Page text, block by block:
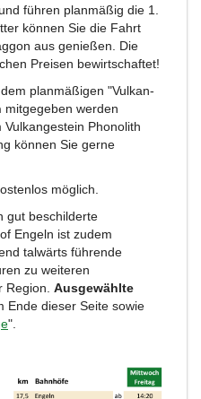
führen planmäßig die 1.
können Sie die Fahrt
aus genießen. Die
Preisen bewirtschaftet!
planmäßigen "Vulkan-
mitgegeben werden
Vulkangestein Phonolith
können Sie gerne
möglich.
gut beschilderte
Engeln ist zudem
talwärts führende
zu weiteren
Region. Ausgewählte
Ende dieser Seite sowie
".